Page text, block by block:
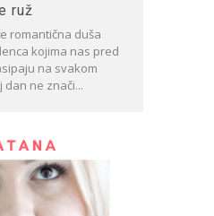
ruž
romantična duša
kojima nas pred
na svakom
dan ne znači...